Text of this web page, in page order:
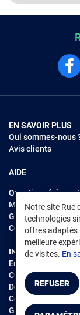
Notre site Rue
technologies
offres adaptés
meilleure
de visites. En
REFUSER
EN SAVOIR PLUS
Qui sommes-nous
Avis clients
AIDE
Questions
Modes de
Garantie et retours
Contacter Rue du
INFORMATIONS
Environnement
CGV /CGU
Données
Cookies
Gérer mes cookies